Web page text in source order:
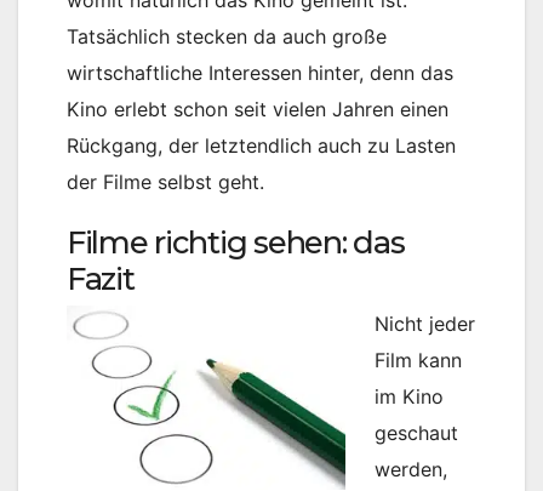
Tatsächlich stecken da auch große
wirtschaftliche Interessen hinter, denn das
Kino erlebt schon seit vielen Jahren einen
Rückgang, der letztendlich auch zu Lasten
der Filme selbst geht.
Filme richtig sehen: das
Fazit
Nicht jeder
Film kann
im Kino
geschaut
werden,